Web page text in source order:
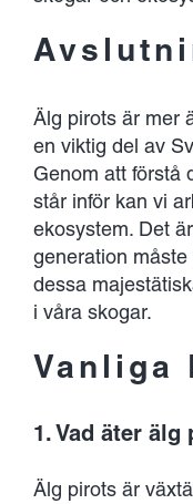
Älg pirots är mer
en viktig del av
Genom att förstå
står inför kan vi
ekosystem. Det
generation
dessa
i våra skogar.
Vanliga
1. Vad äter älg
Älg pirots är